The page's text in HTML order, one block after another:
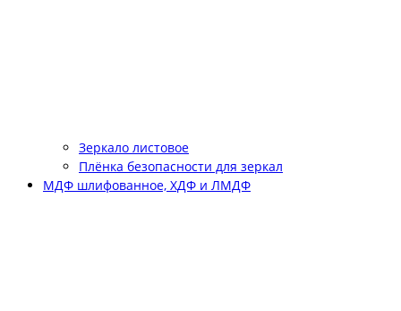
Зеркало листовое
Плёнка безопасности для зеркал
МДФ шлифованное, ХДФ и ЛМДФ